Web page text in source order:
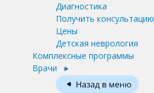
Диагностика
Получить консультацию
Цены
Детская неврология
Комплексные программы
Врачи